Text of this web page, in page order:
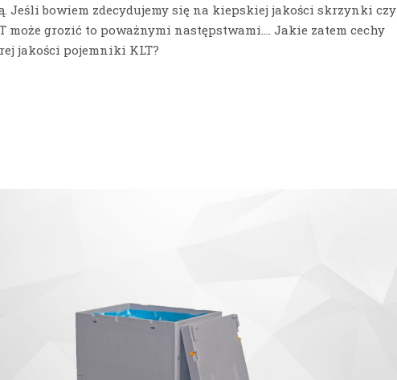
Jeśli bowiem zdecydujemy się na kiepskiej jakości skrzynki czy
może grozić to poważnymi następstwami…. Jakie zatem cechy
jakości pojemniki KLT?